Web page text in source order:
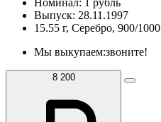
Выпуск: 28.11.1997
15.55 г, Серебро, 900/1000
Мы выкупаем:звоните!
8 200